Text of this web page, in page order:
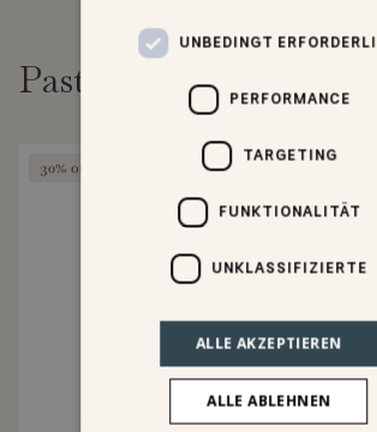
Past goed bij
30% off
UNBEDINGT
PERFORMANCE
TARGETING
FUNKTIONALITÄT
UNKLASSIFIZIERTE
ALLE AKZEPTIEREN
ALLE ABLEHNEN